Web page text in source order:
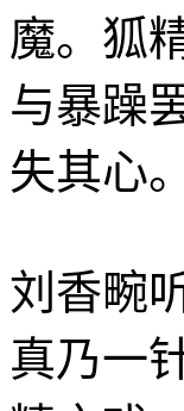
魔。狐
与暴躁
失其心
刘香畹
真乃一